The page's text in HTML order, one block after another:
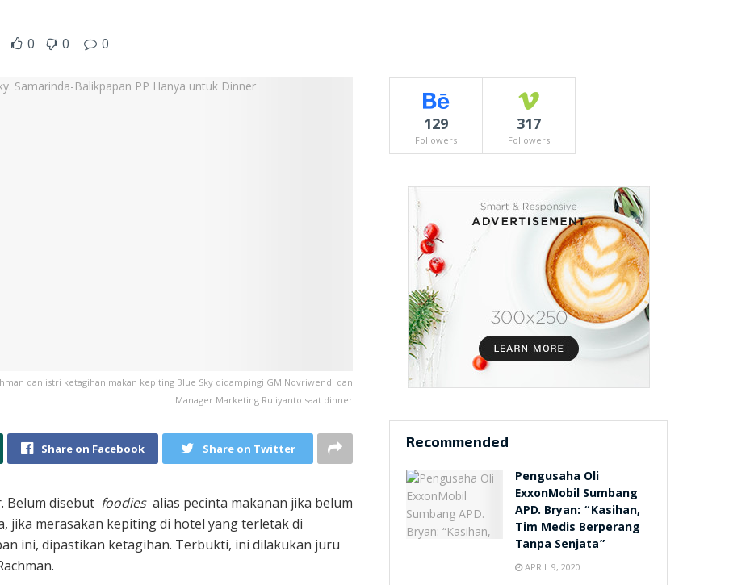
0 0 0
dan istri ketagihan makan kepiting Blue Sky didampingi GM Novriwendi dan
Manager Marketing Ruliyanto saat dinner
Share on Facebook Share on Twitter
Belum disebut foodiesalias pecinta makanan jika belum
jika merasakan kepiting di hotel yang terletak di
ini, dipastikan ketagihan. Terbukti, ini dilakukan juru
129
Followers
317
Followers
Recommended
Pengusaha Oli
ExxonMobil Sumbang
APD. Bryan: “Kasihan,
Tim Medis Berperang
Tanpa Senjata”
APRIL 9, 2020